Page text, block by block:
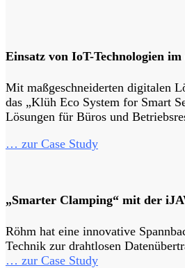
Einsatz von IoT-Technologien
Mit maßgeschneiderten digitalen
das „Klüh Eco System for Smart
Lösungen für Büros und
… zur Case Study
„Smarter Clamping“ mit der
Röhm hat eine innovative
Technik zur drahtlosen
… zur Case Study